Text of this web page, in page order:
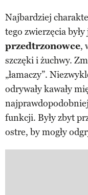
Najbardziej
tego zwierzęcia
przedtrzonowce,
szczęki i żuchwy.
„łamaczy”.
odrywały kawały
funkcji. Były zbyt
ostre, by mogły